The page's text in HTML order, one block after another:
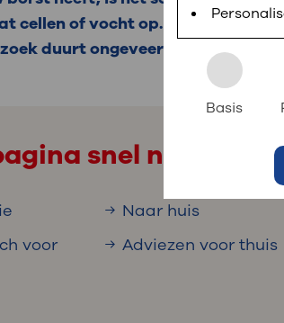
Uw bezoek aan OLVG
Uw verblijf in OLVG
Werken bij OLVG
u zelf meer digitaal kunt regelen.
cellen of vocht op. Dit heet een
duurt ongeveer 30 minuten.
snel naar
voor
Naar huis
Adviezen voor thuis
Basis